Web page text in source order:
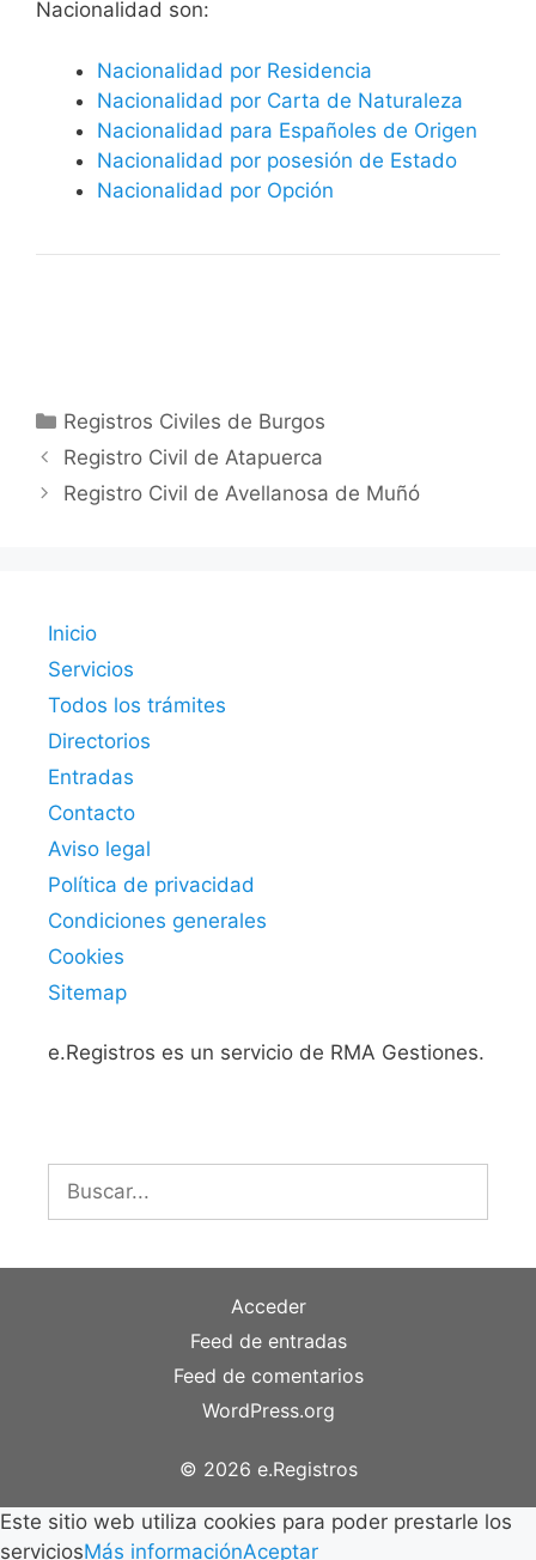
Nacionalidad son:
Nacionalidad por Residencia
Nacionalidad por Carta de Naturaleza
Nacionalidad para Españoles de Origen
Nacionalidad por posesión de Estado
Nacionalidad por Opción
Categorías
Registros Civiles de Burgos
Registro Civil de Atapuerca
Registro Civil de Avellanosa de Muñó
Inicio
Servicios
Todos los trámites
Directorios
Entradas
Contacto
Aviso legal
Política de privacidad
Condiciones generales
Cookies
Sitemap
e.Registros es un servicio de RMA Gestiones.
Buscar:
Acceder
Feed de entradas
Feed de comentarios
WordPress.org
© 2026 e.Registros
Este sitio web utiliza cookies para poder prestarle los
serviciosMás informaciónAceptar